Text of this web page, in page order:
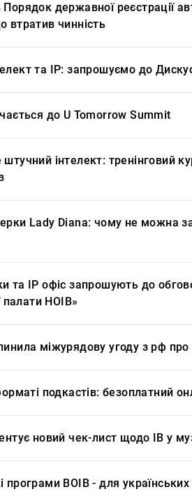
державної реєстрації
втратив чинність
та IP: запрошуємо до
до U Tomorrow Summit
інтелект: тренінговий
Lady Diana: чому не можна
та IP офіс запрошують до
палати НОІВ»
міжурядову угоду з рф
подкастів: безоплатний
новий чек-лист щодо ІВ у
програми ВОІВ - для українських